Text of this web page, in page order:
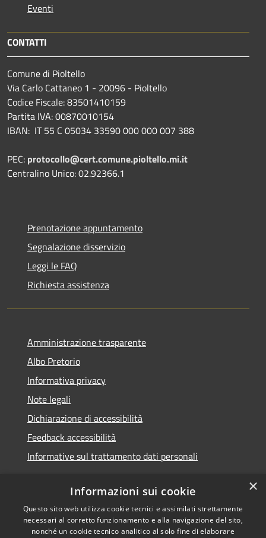
Eventi
CONTATTI
Comune di Pioltello
Via Carlo Cattaneo 1 - 20096 - Pioltello
Codice Fiscale: 83501410159
Partita IVA: 00870010154
IBAN: IT 55 C 05034 33590 000 000 007 388
PEC: protocollo@cert.comune.pioltello.mi.it
Centralino Unico: 02.92366.1
Prenotazione appuntamento
Segnalazione disservizio
Leggi le FAQ
Richiesta assistenza
Amministrazione trasparente
Albo Pretorio
Informativa privacy
Note legali
Dichiarazione di accessibilità
Feedback accessibilità
Informative sul trattamento dati personali
RSS
Accessibilità
Copyright © 2026 • Comune di
Pioltello • Powered by
×
Informazioni sui cookie
Questo sito web utilizza cookie tecnici e assimilati strettamente
necessari al corretto funzionamento e alla navigazione del sito,
nonché un cookie tecnico analitico al solo fine di elaborare